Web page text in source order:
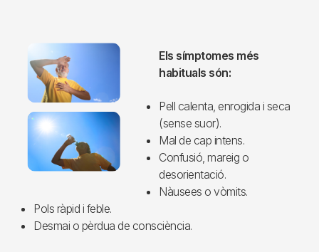
Els símptomes més
habituals són:
Pell calenta, enrogida i seca
(sense suor).
Mal de cap intens.
Confusió, mareig o
desorientació.
Nàusees o vòmits.
Pols ràpid i feble.
Desmai o pèrdua de consciència.